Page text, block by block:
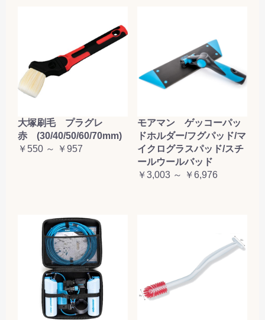
大塚刷毛 プラグレ
赤 (30/40/50/60/70mm)
￥550 ～ ￥957
モアマン ゲッコーパッ
ドホルダー/フグパッド/マ
イクログラスパッド/スチ
ールウールバッド
￥3,003 ～ ￥6,976